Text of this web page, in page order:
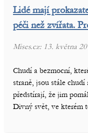
Lidé mají
péči než zvířata.
Mises.cz: 13. května
Chudí a bezmocní,
straně, jsou stále
předstírají, že jim
Divný svět, ve kterém